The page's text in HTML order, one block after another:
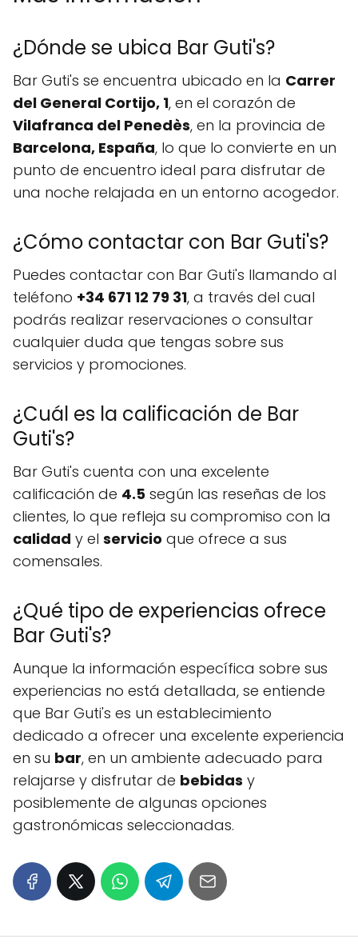
¿Dónde se ubica Bar Guti's?
Bar Guti's se encuentra ubicado en la Carrer
del General Cortijo, 1, en el corazón de
Vilafranca del Penedès, en la provincia de
Barcelona, España, lo que lo convierte en un
punto de encuentro ideal para disfrutar de
una noche relajada en un entorno acogedor.
¿Cómo contactar con Bar Guti's?
Puedes contactar con Bar Guti's llamando al
teléfono +34 671 12 79 31, a través del cual
podrás realizar reservaciones o consultar
cualquier duda que tengas sobre sus
servicios y promociones.
¿Cuál es la calificación de Bar
Guti's?
Bar Guti's cuenta con una excelente
calificación de 4.5 según las reseñas de los
clientes, lo que refleja su compromiso con la
calidad y el servicio que ofrece a sus
comensales.
¿Qué tipo de experiencias ofrece
Bar Guti's?
Aunque la información específica sobre sus
experiencias no está detallada, se entiende
que Bar Guti's es un establecimiento
dedicado a ofrecer una excelente experiencia
en su bar, en un ambiente adecuado para
relajarse y disfrutar de bebidas y
posiblemente de algunas opciones
gastronómicas seleccionadas.